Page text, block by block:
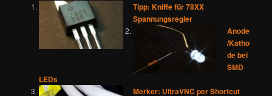
Tipp: Kniffe für 78XX
Spannungsregler
Anode
/Katho
de bei
SMD
LEDs
Merker: UltraVNC per Shortcut